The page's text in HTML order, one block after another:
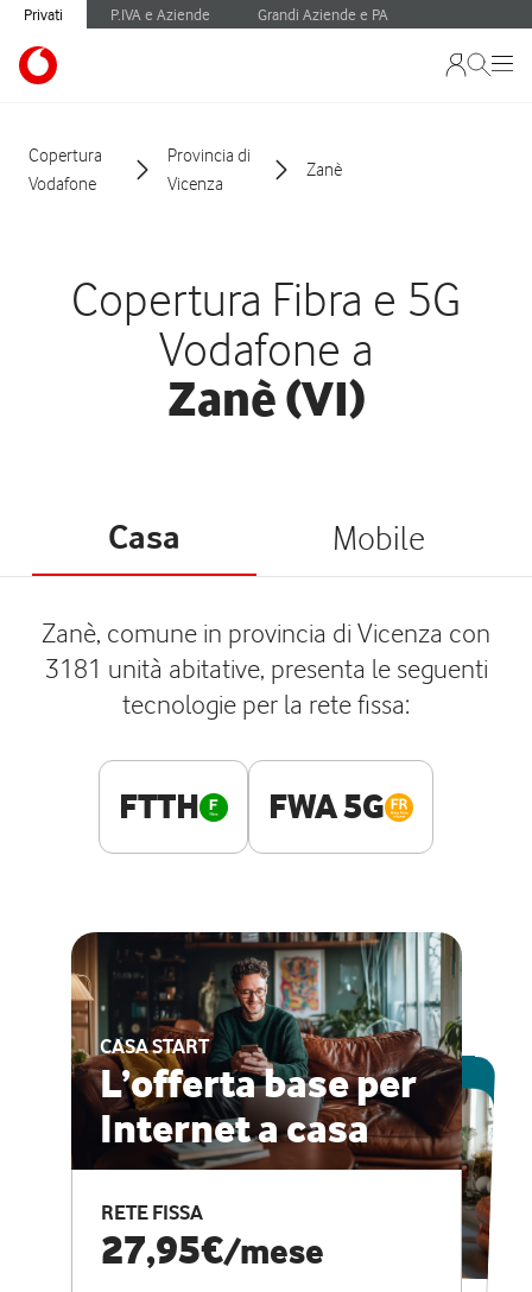
Privati P.IVA e Aziende Grandi Aziende e PA
Copertura
Vodafone
Provincia di
Vicenza
Zanè
Copertura Fibra e 5G
Vodafone a
Zanè (VI)
Casa Mobile
Zanè, comune in provincia di Vicenza con
3181 unità abitative, presenta le seguenti
tecnologie per la rete fissa:
FTTH FWA 5G
CASA START
L’offerta base per
Internet a casa
RETE FISSA
27,95€/mese
ESCLUSIVA ONLINE
CASA PRO
Internet veloce e
vantaggi speciali